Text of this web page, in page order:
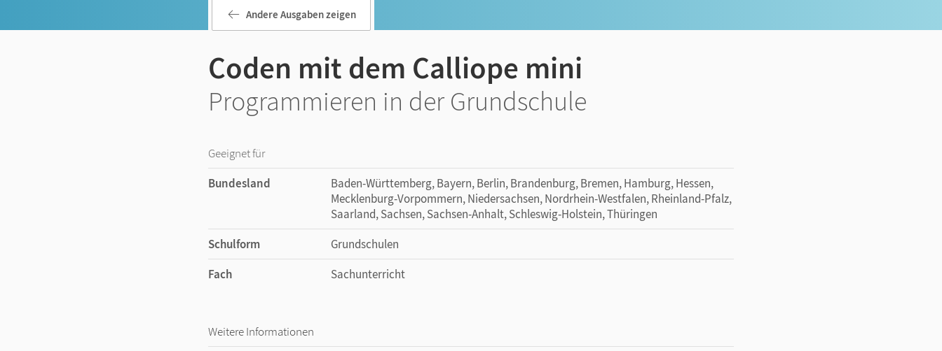
Andere Ausgaben zeigen
Coden mit dem Calliope mini
Programmieren in der Grundschule
Geeignet für
Bundesland
Baden-Württemberg, Bayern, Berlin, Brandenburg, Bremen, Hamburg, Hessen,
Mecklenburg-Vorpommern, Niedersachsen, Nordrhein-Westfalen, Rheinland-Pfalz,
Saarland, Sachsen, Sachsen-Anhalt, Schleswig-Holstein, Thüringen
Schulform
Grundschulen
Fach
Sachunterricht
Weitere Informationen